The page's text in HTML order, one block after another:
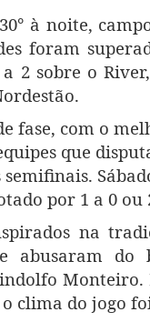
à noite,
foram
2 sobre o
fase, com o
que
semifinais.
por 1 a 0 ou
na
abusaram do
Monteiro.
clima do jogo